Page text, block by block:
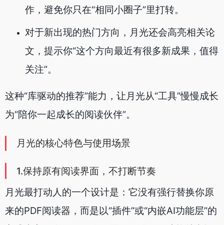
作，避免你只在“相同小圈子”里打转。
对于新出现的热门方向，月光还会高亮相关论
文，提示你“这个方向最近有很多新成果，值得
关注”。
这种“库驱动的推荐”能力，让月光从“工具”慢慢成长
为“陪你一起成长的阅读伙伴”。
月光的核心特色与使用场景
1.保持原有阅读界面，不打断节奏
月光最打动人的一个设计是：它没有强行替换你原
来的PDF阅读器，而是以“插件”或“内嵌AI功能层”的